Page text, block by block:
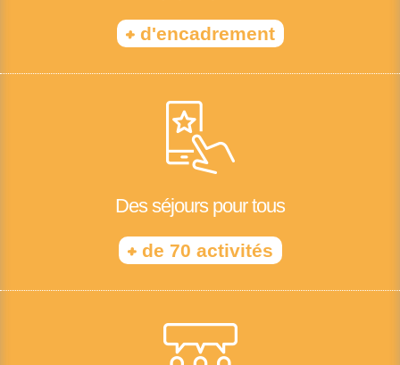
+d'encadrement
Des séjours pour tous
+de 70 activités